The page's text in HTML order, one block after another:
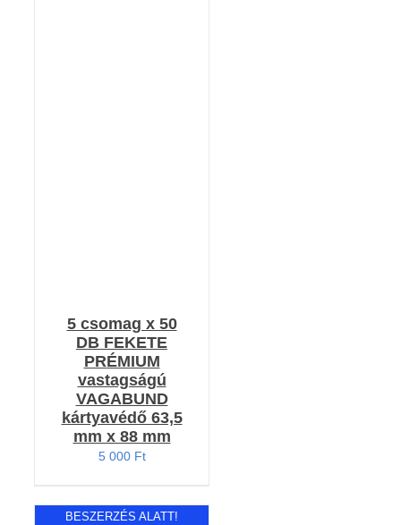
5 csomag x 50
DB FEKETE
PRÉMIUM
vastagságú
VAGABUND
kártyavédő 63,5
mm x 88 mm
5 000 Ft
BESZERZÉS ALATT!